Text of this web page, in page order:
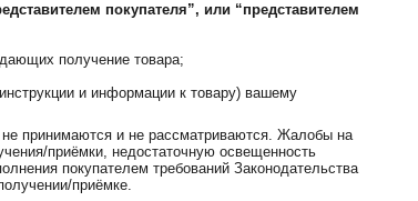
покупателя”, или “представителем
получение товара;
и информации к товару) вашему
принимаются и не рассматриваются. Жалобы на
приёмки, недостаточную освещенность
покупателем требований Законодательства
приёмке.